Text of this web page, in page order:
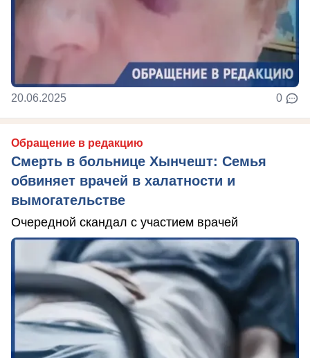
20.06.2025 0
Обращение в редакцию
Смерть в больнице Хынчешт: Семья
обвиняет врачей в халатности и
вымогательстве
Очередной скандал с участием врачей